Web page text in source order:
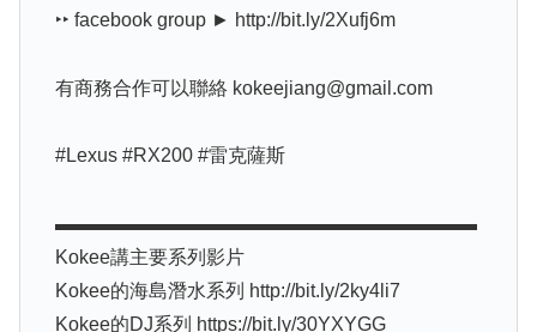
‣‣ facebook group ► http://bit.ly/2Xufj6m
有商務合作可以聯絡 kokeejiang@gmail.com
#Lexus #RX200 #雷克薩斯
▬▬▬▬▬▬▬▬▬▬▬▬▬▬▬▬▬▬▬▬▬▬
Kokee講主要系列影片
Kokee的海島潛水系列 http://bit.ly/2ky4li7
Kokee的DJ系列 https://bit.ly/30YXYGG